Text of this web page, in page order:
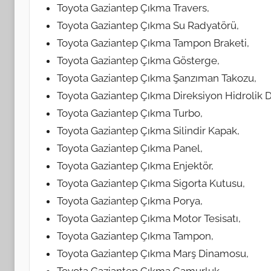
Toyota Gaziantep Çıkma Travers,
Toyota Gaziantep Çıkma Su Radyatörü,
Toyota Gaziantep Çıkma Tampon Braketi,
Toyota Gaziantep Çıkma Gösterge,
Toyota Gaziantep Çıkma Şanzıman Takozu,
Toyota Gaziantep Çıkma Direksiyon Hidrolik
Toyota Gaziantep Çıkma Turbo,
Toyota Gaziantep Çıkma Silindir Kapak,
Toyota Gaziantep Çıkma Panel,
Toyota Gaziantep Çıkma Enjektör,
Toyota Gaziantep Çıkma Sigorta Kutusu,
Toyota Gaziantep Çıkma Porya,
Toyota Gaziantep Çıkma Motor Tesisatı,
Toyota Gaziantep Çıkma Tampon,
Toyota Gaziantep Çıkma Marş Dinamosu,